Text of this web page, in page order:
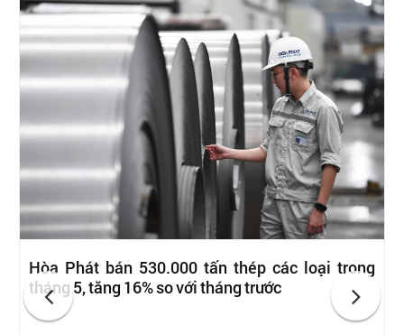
Hòa Phát bán 530.000 tấn thép các loại trong
tháng 5, tăng 16% so với tháng trước